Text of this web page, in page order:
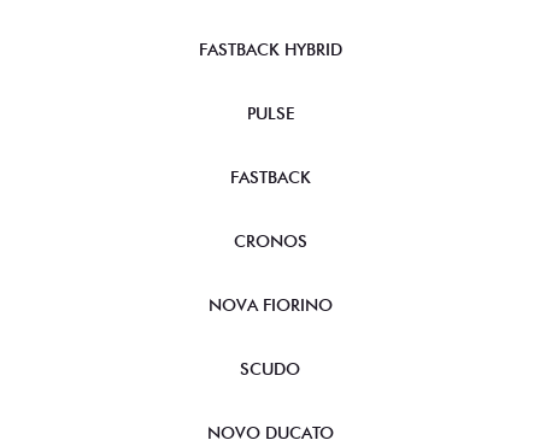
FASTBACK HYBRID
PULSE
FASTBACK
CRONOS
NOVA FIORINO
SCUDO
NOVO DUCATO